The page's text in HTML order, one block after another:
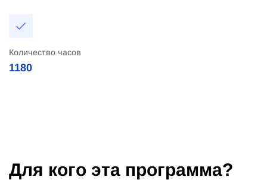
Количество часов
1180
Для кого эта программа?